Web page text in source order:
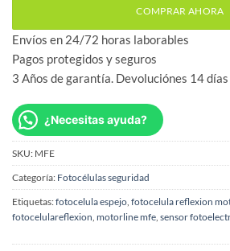
COMPRAR AHORA
Envíos en 24/72 horas laborables
Pagos protegidos y seguros
3 Años de garantía. Devoluciónes 14 días
¿Necesitas ayuda?
SKU: MFE
Categoría: Fotocélulas seguridad
Etiquetas:fotocelula espejo fotocelula reflexion
fotocelulareflexion motorline mfe sensor